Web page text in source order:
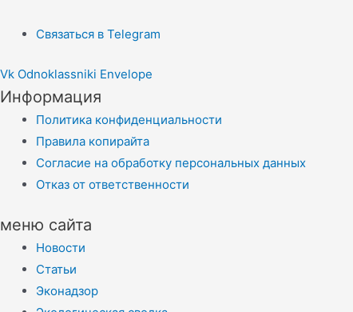
Связаться в Telegram
Vk Odnoklassniki Envelope
Информация
Политика конфиденциальности
Правила копирайта
Согласие на обработку персональных данных
Отказ от ответственности
меню сайта
Новости
Статьи
Эконадзор